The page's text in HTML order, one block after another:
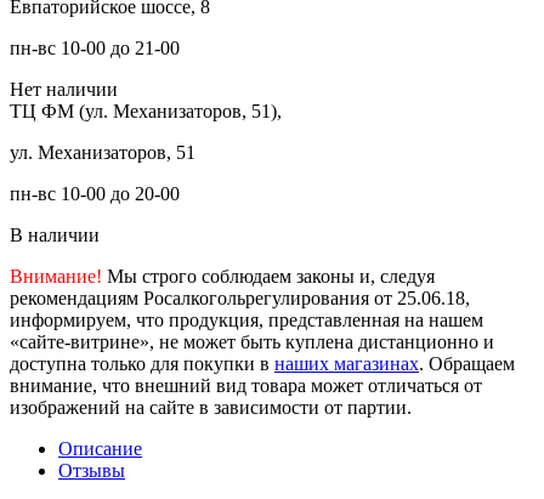
Евпаторийское шоссе, 8
пн-вс 10-00 до 21-00
Нет наличии
ТЦ ФМ (ул. Механизаторов, 51),
ул. Механизаторов, 51
пн-вс 10-00 до 20-00
В наличии
Внимание! Мы строго соблюдаем законы и, следуя
рекомендациям Росалкогольрегулирования от 25.06.18,
информируем, что продукция, представленная на нашем
«сайте-витрине», не может быть куплена дистанционно и
доступна только для покупки в наших магазинах. Обращаем
внимание, что внешний вид товара может отличаться от
изображений на сайте в зависимости от партии.
Описание
Отзывы